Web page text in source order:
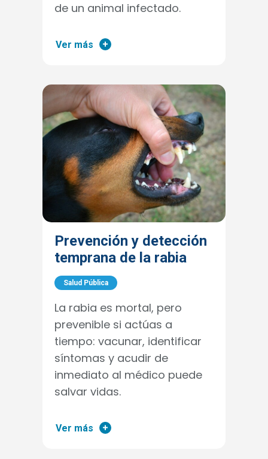
de un animal infectado.
Ver más
Prevención y detección
temprana de la rabia
Salud Pública
La rabia es mortal, pero
prevenible si actúas a
tiempo: vacunar, identificar
síntomas y acudir de
inmediato al médico puede
salvar vidas.
Ver más